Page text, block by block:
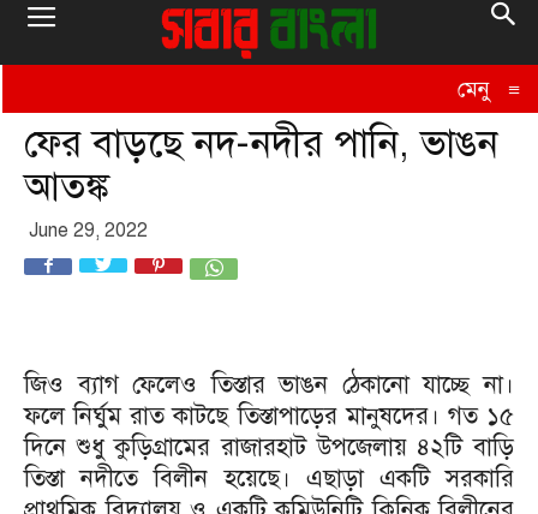
মেনু ≡
ফের বাড়ছে নদ-নদীর পানি, ভাঙন
আতঙ্ক
June 29, 2022
জিও ব্যাগ ফেলেও তিস্তার ভাঙন ঠেকানো যাচ্ছে না।
ফলে নির্ঘুম রাত কাটছে তিস্তাপাড়ের মানুষদের। গত ১৫
দিনে শুধু কুড়িগ্রামের রাজারহাট উপজেলায় ৪২টি বাড়ি
তিস্তা নদীতে বিলীন হয়েছে। এছাড়া একটি সরকারি